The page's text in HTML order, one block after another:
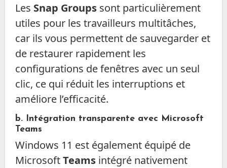
Les Snap Groupssont particulièrement
utiles pour les travailleurs multitâches,
car ils vous permettent de sauvegarder et
de restaurer rapidement les
configurations de fenêtres avec un seul
clic, ce qui réduit les interruptions et
améliore l’efficacité.
b. Intégration transparente avec Microsoft
Teams
Windows 11 est également équipé de
MicrosoftTeamsintégré nativement